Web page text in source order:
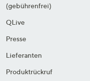
(gebührenfrei)
QLive
Presse
Lieferanten
Produktrückruf